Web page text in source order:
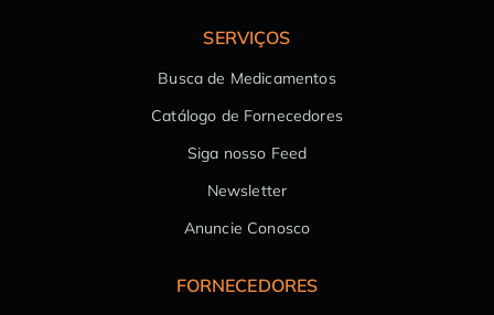
SERVIÇOS
Busca de Medicamentos
Catálogo de Fornecedores
Siga nosso Feed
Newsletter
Anuncie Conosco
FORNECEDORES